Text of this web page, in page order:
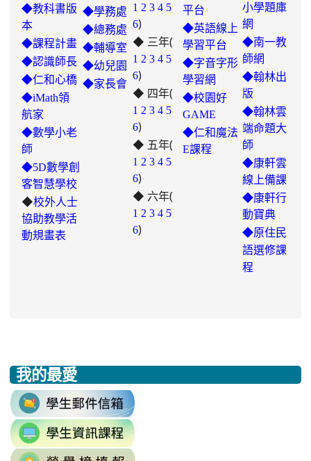
◆教科書版
本
◆課程計畫
◆認識師長
◆仁和心橋
◆iMath領
航家
◆數學小老
師
◆5D數學創
客智慧學校
◆校外人士
協助教學活
動規畫表
◆學務處
◆總務處
◆輔導室
◆幼兒園
◆家長會
1 2 3 4 5
6)
◆ 三年(
1 2 link
https://padlet.com/hui22026/302-
hwbav1x2c8b5ge0y
3 4 5
6)
◆ 四年(
1 2 3 4 5
6)
◆ 五年(
1 2 3 4 link
https://padlet.com/chungling29/
7ddh1o7gcaf2lqtb
5
6)
◆ 六年(
1 2 3 4 5
6)
平台
◆英語線上
學習平台
◆字音字形
學習網
◆校園好
GAME
◆仁和魔法
E課程
小學題庫
網
◆南一教
師網
◆翰林出
版
◆翰林雲
端命題大
師
◆康軒雲
線上備課
◆康軒行
動寶典
◆原住民
語選修課
程
::: 我的最愛